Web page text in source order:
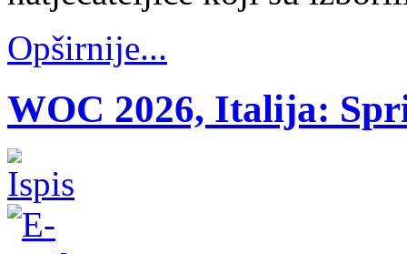
Opširnije...
WOC 2026, Italija: